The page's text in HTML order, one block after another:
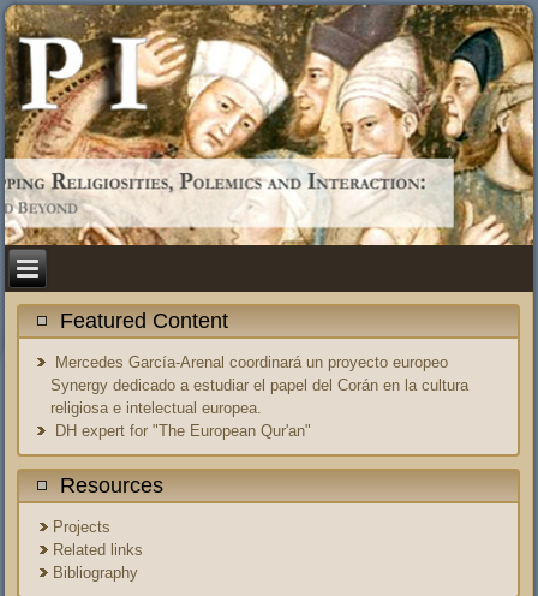
Featured Content
Mercedes García-Arenal coordinará un proyecto europeo
Synergy dedicado a estudiar el papel del Corán en la cultura
religiosa e intelectual europea.
DH expert for "The European Qur'an"
Resources
Projects
Related links
Bibliography